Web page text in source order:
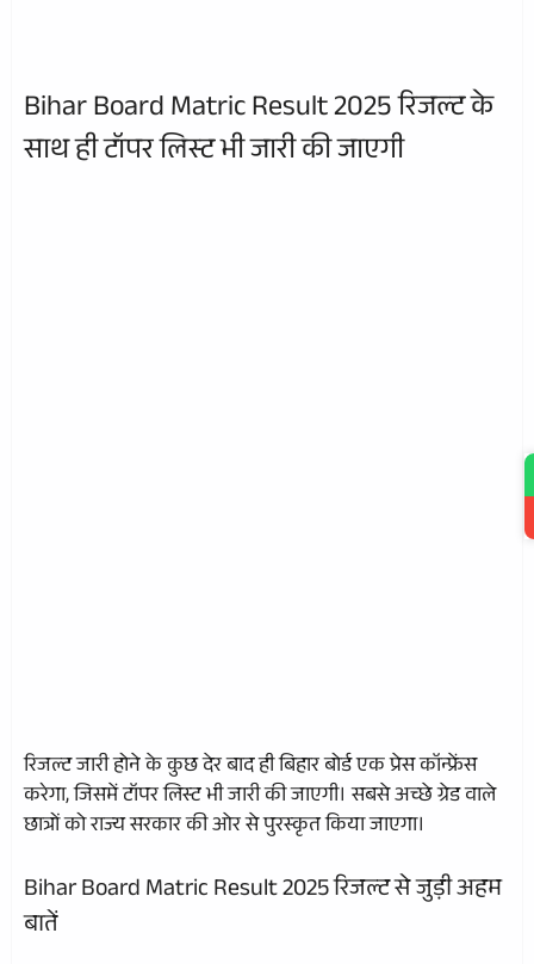
Bihar Board Matric Result 2025 रिजल्ट के
साथ ही टॉपर लिस्ट भी जारी की जाएगी
रिजल्ट जारी होने के कुछ देर बाद ही बिहार बोर्ड एक प्रेस कॉन्फ्रेंस
करेगा, जिसमें टॉपर लिस्ट भी जारी की जाएगी। सबसे अच्छे ग्रेड वाले
छात्रों को राज्य सरकार की ओर से पुरस्कृत किया जाएगा।
Bihar Board Matric Result 2025 रिजल्ट से जुड़ी अहम
बातें